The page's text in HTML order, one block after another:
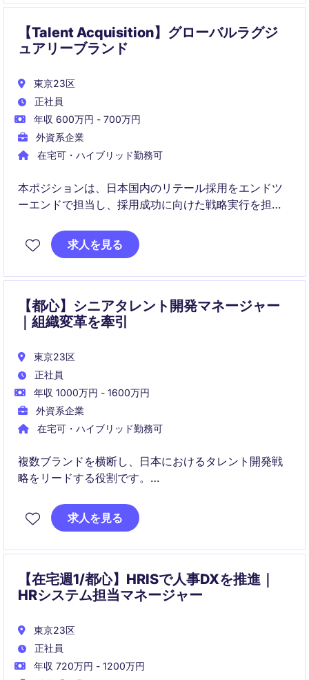
【Talent Acquisition】グローバルラグジ
ュアリーブランド
東京23区
正社員
年収 600万円 - 700万円
外資系企業
在宅可・ハイブリッド勤務可
本ポジションは、日本国内のリテール採用をエンドツ
ーエンドで担当し、採用成功に向けた戦略実行を担い
パイプラインの構築と組織成長に貢献いただきます。
求人を見る
【都心】シニアタレント開発マネージャー
｜組織変革を牽引
東京23区
正社員
年収 1000万円 - 1600万円
外資系企業
在宅可・ハイブリッド勤務可
複数ブランドを横断し、日本におけるタレント開発戦
略をリードする役割です。
通じて、事業変革を支える組織づくりを担っていただ
きます。
求人を見る
【在宅週1/都心】HRISで人事DXを推進｜
HRシステム担当マネージャー
東京23区
正社員
年収 720万円 - 1200万円